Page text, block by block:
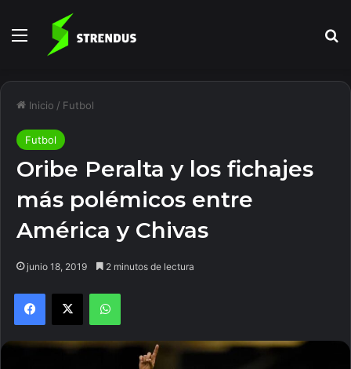
Menú
Inicio / Futbol
Futbol
Oribe Peralta y los fichajes
más polémicos entre
América y Chivas
junio 18, 2019 2 minutos de lectura
Facebook
X WhatsApp